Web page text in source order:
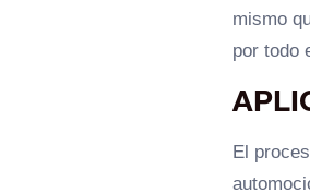
mismo
por todo
El